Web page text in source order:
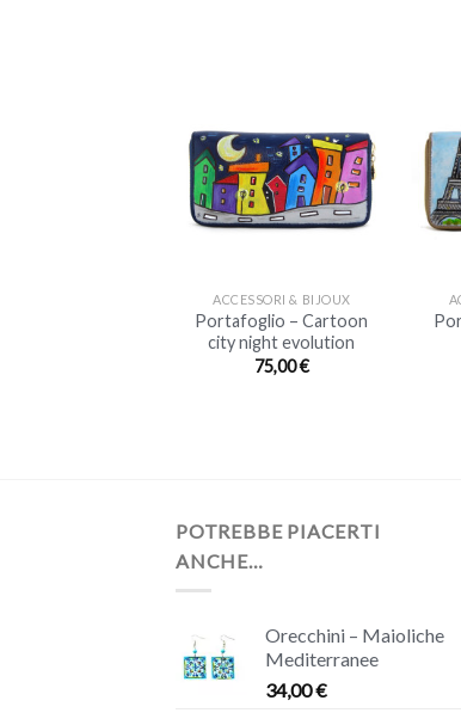
ACCESSORI & BIJOUX
Portafoglio – Cartoon
city night evolution
75,00€
POTREBBE PIACERTI
ANCHE…
Orecchini – Maioliche
Mediterranee
34,00€